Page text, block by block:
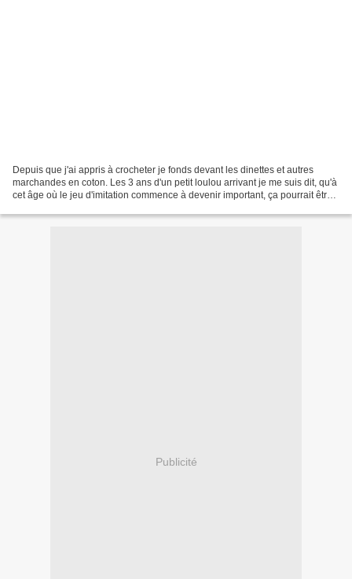
Depuis que j'ai appris à crocheter je fonds devant les dinettes et autres
marchandes en coton. Les 3 ans d'un petit loulou arrivant je me suis dit, qu'à
cet âge où le jeu d'imitation commence à devenir important, ça pourrait être
Publicité